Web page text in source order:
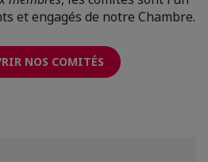
et engagés de notre Chambre.
NOS COMITÉS